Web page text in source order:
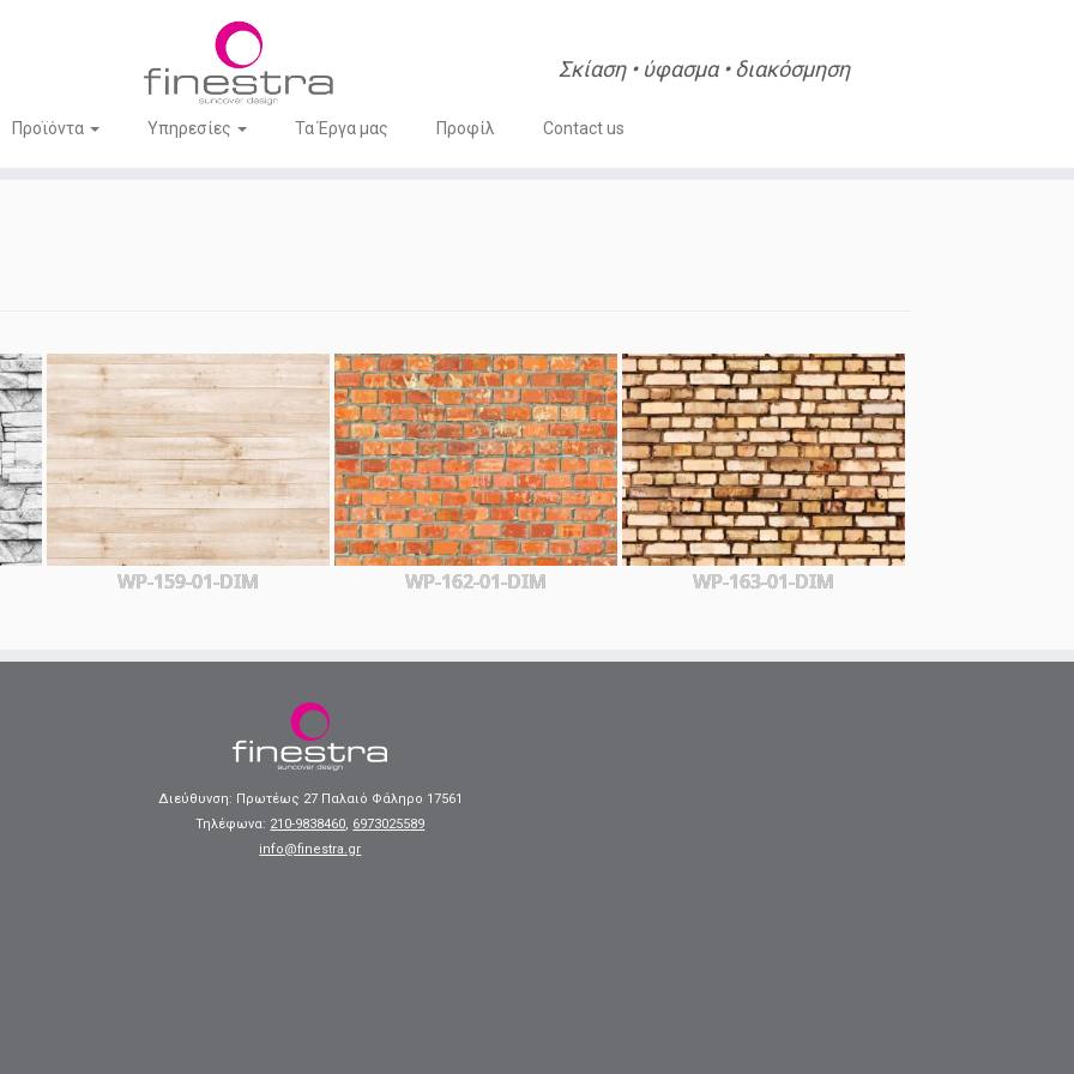
Σκίαση • ύφασμα • διακόσμηση
Προϊόντα Υπηρεσίες Τα Έργα μας Προφίλ Contact us
WP-159-01-DIM WP-162-01-DIM WP-163-01-DIM
Διεύθυνση: Πρωτέως 27 Παλαιό Φάληρο 17561
Τηλέφωνα: 210-9838460, 6973025589
info@finestra.gr